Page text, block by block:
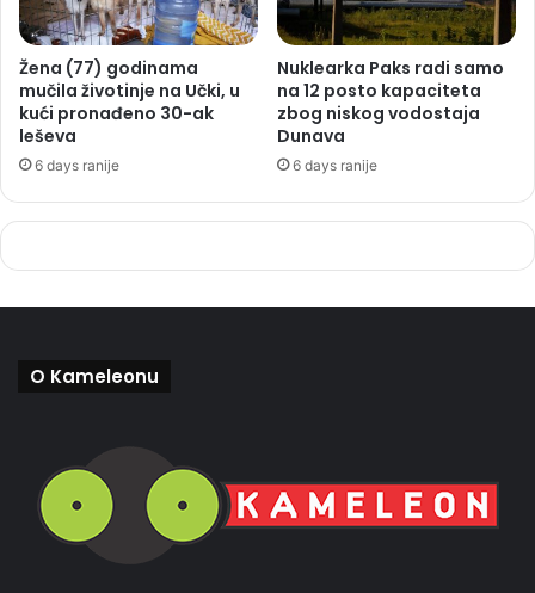
Žena (77) godinama
mučila životinje na Učki, u
kući pronađeno 30-ak
leševa
6 days ranije
Nuklearka Paks radi samo
na 12 posto kapaciteta
zbog niskog vodostaja
Dunava
6 days ranije
O Kameleonu